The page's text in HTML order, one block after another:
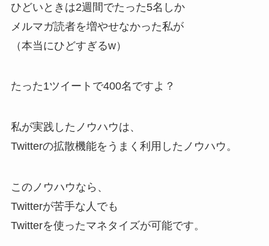
ひどいときは2週間でたった5名しか
メルマガ読者を増やせなかった私が
（本当にひどすぎるw）
たった1ツイートで400名ですよ？
私が実践したノウハウは、
Twitterの拡散機能をうまく利用したノウハウ。
このノウハウなら、
Twitterが苦手な人でも
Twitterを使ったマネタイズが可能です。